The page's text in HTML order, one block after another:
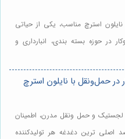
استرچ مناسب، یکی از حیاتی
در حوزه بسته بندی، انبارداری و
در حمل‌ونقل با نایلون استرچ
لجستیک و حمل ونقل مدرن، اطمینان
اصلی ترین دغدغه هر تولیدکننده